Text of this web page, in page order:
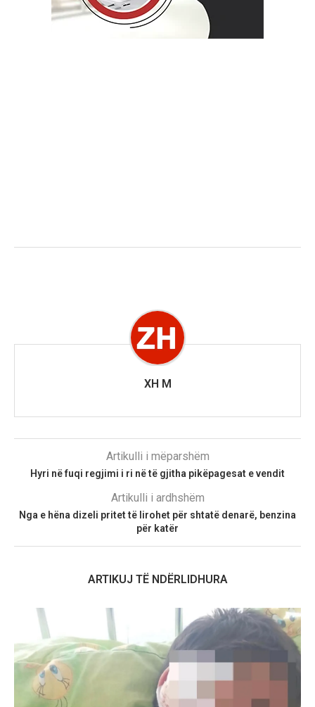
XH M
Artikulli i mëparshëm
Hyri në fuqi regjimi i ri në të gjitha pikëpagesat e vendit
Artikulli i ardhshëm
Nga e hëna dizeli pritet të lirohet për shtatë denarë, benzina
për katër
ARTIKUJ TË NDËRLIDHURA